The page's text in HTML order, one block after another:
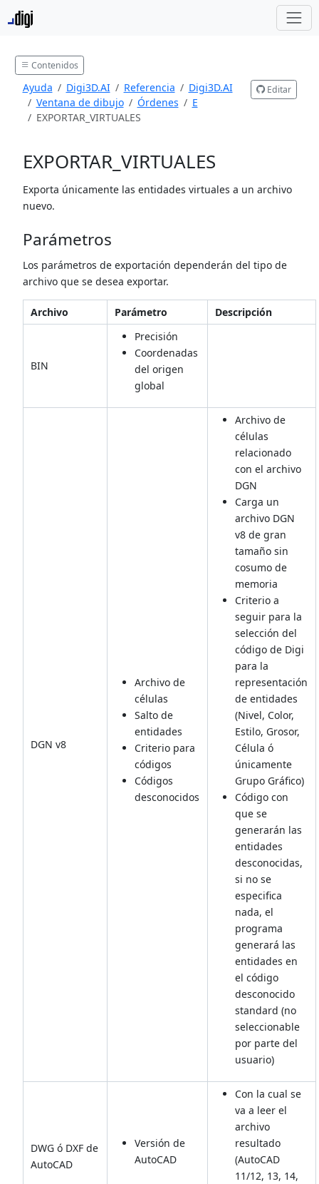
Contenidos
Ayuda Digi3D.AI Referencia
Digi3D.AI
Ventana de dibujo
Órdenes
E
EXPORTAR_VIRTUALES
Editar
EXPORTAR_VIRTUALES
Exporta únicamente las entidades virtuales a un archivo
nuevo.
Parámetros
Los parámetros de exportación dependerán del tipo de
archivo que se desea exportar.
Archivo Parámetro Descripción
BIN
Precisión
Coordenadas
del origen
global
DGN v8
Archivo de
células
Salto de
entidades
Criterio para
códigos
Códigos
desconocidos
Archivo de
células
relacionado
con el archivo
DGN
Carga un
archivo DGN
v8 de gran
tamaño sin
cosumo de
memoria
Criterio a
seguir para la
selección del
código de Digi
para la
representación
de entidades
(Nivel, Color,
Estilo, Grosor,
Célula ó
únicamente
Grupo Gráfico)
Código con
que se
generarán las
entidades
desconocidas,
si no se
especifica
nada, el
programa
generará las
entidades en
el código
desconocido
standard (no
seleccionable
por parte del
usuario)
DWG ó DXF de
AutoCAD
Versión de
AutoCAD
Con la cual se
va a leer el
archivo
resultado
(AutoCAD
11/12, 13, 14,